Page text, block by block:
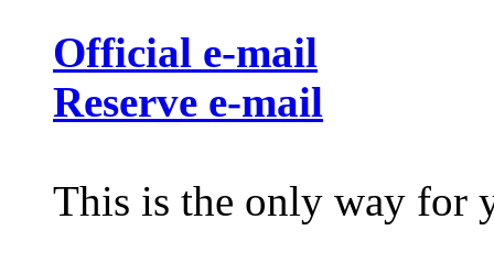
Official e-mail
Reserve e-mail
This is the only way for